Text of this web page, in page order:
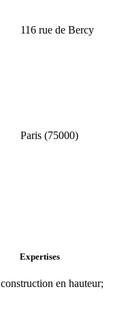
116 rue de Bercy
Paris (75000)
Expertises
en hauteur;